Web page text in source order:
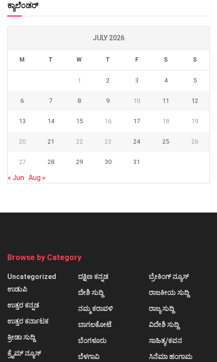
ಕ್ಯಾಲೆಂಡರ್
JULY 2026
M T W T F S S
1 2 3 4 5
6 7 8 9 10 11 12
13 14 15 16 17 18 19
20 21 22 23 24 25 26
27 28 29 30 31
« Jun Aug »
Browse by Category
Uncategorized
ಉಡುಪಿ
ಉತ್ತರ ಕನ್ನಡ
ಉತ್ತರ ಕರ್ನಾಟಕ
ಕ್ರೀಡಾ ಸುದ್ದಿ
ಕ್ರೈಮ್ ನ್ಯೂಸ್
ದಕ್ಷಿಣ ಕನ್ನಡ
ದೇಶಿ ಸುದ್ದಿ
ನಮ್ಮ ಕರಾವಳಿ
ಬಾಗಲಕೋಟೆ
ಬೆಂಗಳೂರು
ಬೆಳಗಾವಿ
ಬ್ರೇಕಿಂಗ್ ನ್ಯೂಸ್
ರಾಜಕೀಯ ಸುದ್ದಿ
ರಾಜ್ಯ ಸುದ್ದಿ
ವಿದೇಶಿ ಸುದ್ದಿ
ಸಾಹಿತ್ಯ/ಕವನ
ಸಿನೆಮಾ ಹಂಗಾಮ